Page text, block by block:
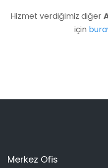
Hizmet verdiğimiz diğer
için
Merkez Ofis